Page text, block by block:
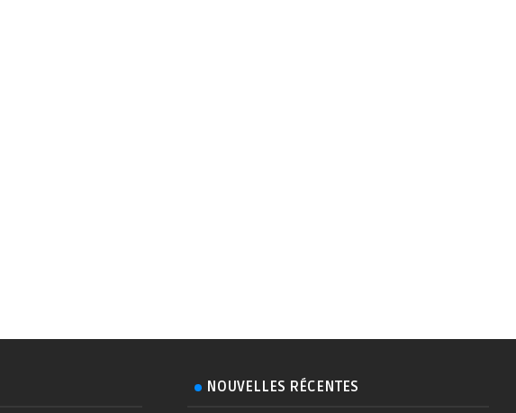
NOUVELLES RÉCENTES